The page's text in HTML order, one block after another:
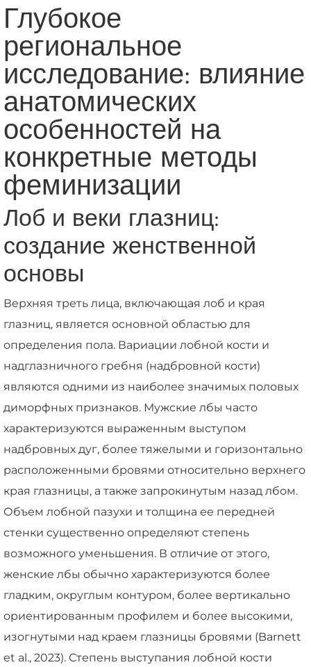
Глубокое
региональное
исследование: влияние
анатомических
особенностей на
конкретные методы
феминизации
Лоб и веки глазниц:
создание женственной
основы
Верхняя треть лица, включающая лоб и края
глазниц, является основной областью для
определения пола. Вариации лобной кости и
надглазничного гребня (надбровной кости)
являются одними из наиболее значимых половых
диморфных признаков. Мужские лбы часто
характеризуются выраженным выступом
надбровных дуг, более тяжелыми и горизонтально
расположенными бровями относительно верхнего
края глазницы, а также запрокинутым назад лбом.
Объем лобной пазухи и толщина ее передней
стенки существенно определяют степень
возможного уменьшения. В отличие от этого,
женские лбы обычно характеризуются более
гладким, округлым контуром, более вертикально
ориентированным профилем и более высокими,
изогнутыми над краем глазницы бровями (Barnett
et al., 2023). Степень выступания лобной кости